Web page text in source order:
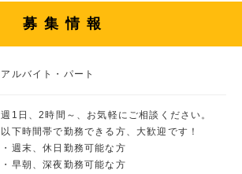
募集情報
アルバイト・パート
週1日、2時間～、お気軽にご相談ください。
以下時間帯で勤務できる方、大歓迎です！
・週末、休日勤務可能な方
・早朝、深夜勤務可能な方